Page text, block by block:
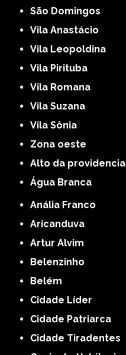
São Domingos
Vila Anastácio
Vila Leopoldina
Vila Pirituba
Vila Romana
Vila Suzana
Vila Sônia
Zona oeste
alto da providencia
Água Branca
Anália Franco
Aricanduva
Artur Alvim
Belenzinho
Belém
Cidade Líder
Cidade Patriarca
Cidade Tiradentes